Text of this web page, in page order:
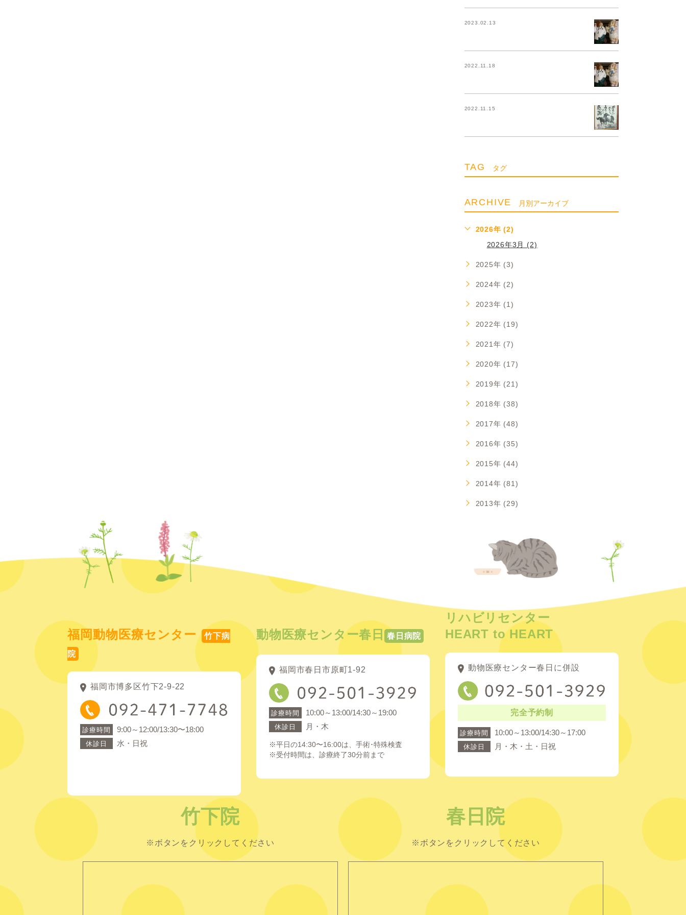
2023.02.13
2022.11.18
2022.11.15
TAG タグ
ARCHIVE 月別アーカイブ
2026年 (2)
2026年3月 (2)
2025年 (3)
2024年 (2)
2023年 (1)
2022年 (19)
2021年 (7)
2020年 (17)
2019年 (21)
2018年 (38)
2017年 (48)
2016年 (35)
2015年 (44)
2014年 (81)
2013年 (29)
福岡動物医療センター 竹下病
院
福岡市博多区竹下2-9-22
診療時間 9:00～12:00/13:30〜18:00
休診日 水・日祝
動物医療センター春日 春日病院
福岡市春日市原町1-92
診療時間 10:00～13:00/14:30～19:00
休診日 月・木
※平日の14:30〜16:00は、手術･特殊検査
※受付時間は、診療終了30分前まで
リハビリセンター
HEART to HEART
動物医療センター春日に併設
完全予約制
診療時間 10:00～13:00/14:30～17:00
休診日 月・木・土・日祝
竹下院
※ボタンをクリックしてください
春日院
※ボタンをクリックしてください